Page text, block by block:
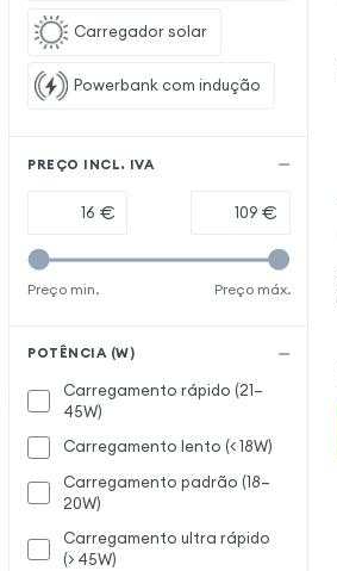
Carregador solar
Powerbank com indução
PREÇO INCL. IVA
€ €
Preço min. Preço máx.
POTÊNCIA (W)
Carregamento rápido (21–
45W)
Carregamento lento (< 18W)
Carregamento padrão (18–
20W)
Carregamento ultra rápido
(> 45W)